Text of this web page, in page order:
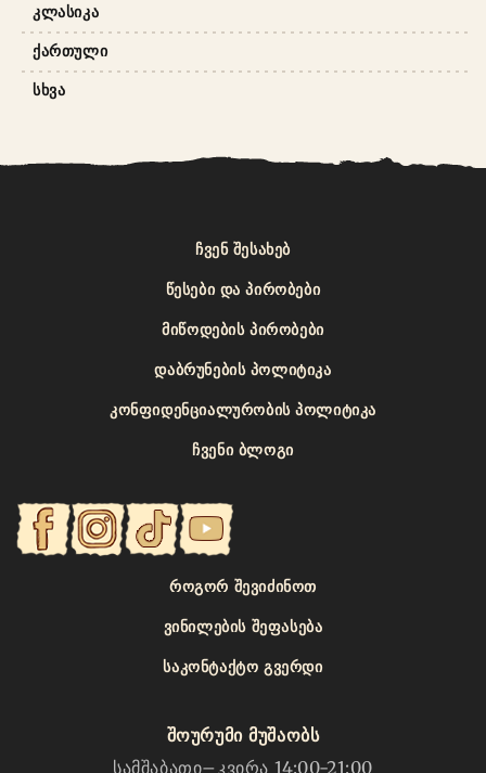
ᲙᲚᲐᲡᲘᲙᲐ
ᲥᲐᲠᲗᲣᲚᲘ
ᲡᲮᲕᲐ
ᲩᲕᲔᲜ ᲨᲔᲡᲐᲮᲔᲑ
ᲬᲔᲡᲔᲑᲘ ᲓᲐ ᲞᲘᲠᲝᲑᲔᲑᲘ
ᲛᲘᲬᲝᲓᲔᲑᲘᲡ ᲞᲘᲠᲝᲑᲔᲑᲘ
ᲓᲐᲑᲠᲣᲜᲔᲑᲘᲡ ᲞᲝᲚᲘᲢᲘᲙᲐ
ᲙᲝᲜᲤᲘᲓᲔᲜᲪᲘᲐᲚᲣᲠᲝᲑᲘᲡ ᲞᲝᲚᲘᲢᲘᲙᲐ
ᲩᲕᲔᲜᲘ ᲑᲚᲝᲒᲘ
ᲠᲝᲒᲝᲠ ᲨᲔᲕᲘᲫᲘᲜᲝᲗ
ᲕᲘᲜᲘᲚᲔᲑᲘᲡ ᲨᲔᲤᲐᲡᲔᲑᲐ
ᲡᲐᲙᲝᲜᲢᲐᲥᲢᲝ ᲒᲕᲔᲠᲓᲘ
შოურუმი მუშაობს
სამშაბათი–კვირა 14:00-21:00